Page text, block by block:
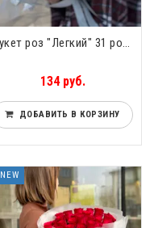
Букет роз "Легкий" 31 роза
134 руб.
ДОБАВИТЬ В КОРЗИНУ
NEW